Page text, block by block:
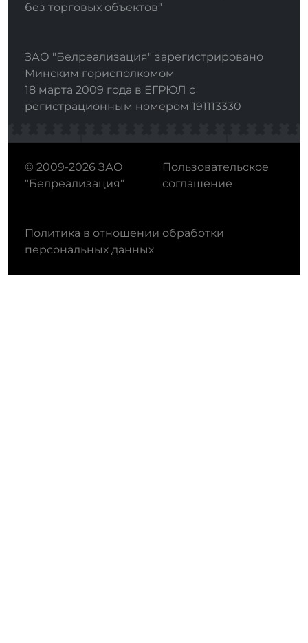
без торговых объектов"
ЗАО "Белреализация" зарегистрировано
Минским горисполкомом
18 марта 2009 года в ЕГРЮЛ с
регистрационным номером 191113330
© 2009-2026 ЗАО
"Белреализация"
Пользовательское
соглашение
Политика в отношении обработки
персональных данных